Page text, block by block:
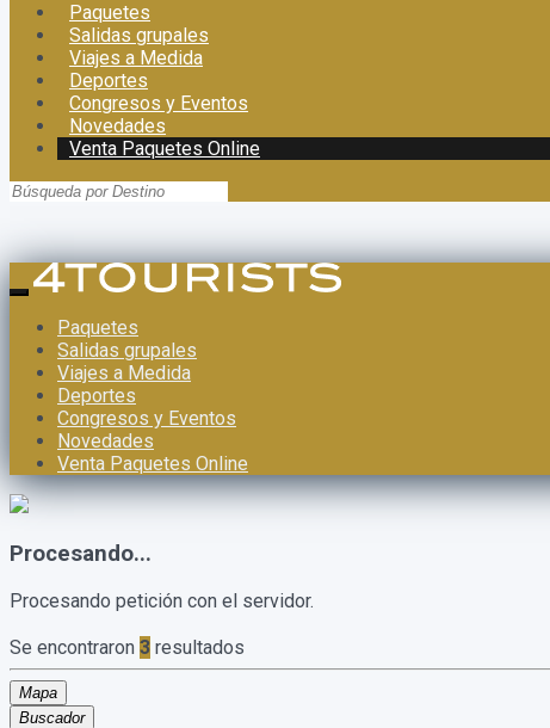
Paquetes
Salidas grupales
Viajes a Medida
Deportes
Congresos y Eventos
Novedades
Venta Paquetes Online
Paquetes
Salidas grupales
Viajes a Medida
Deportes
Congresos y Eventos
Novedades
Venta Paquetes Online
Procesando...
Procesando petición con el servidor.
Se encontraron 3 resultados
Mapa
Buscador